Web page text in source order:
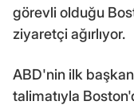
görevli olduğu
ziyaretçi ağırlıyor.
ABD'nin ilk
talimatıyla